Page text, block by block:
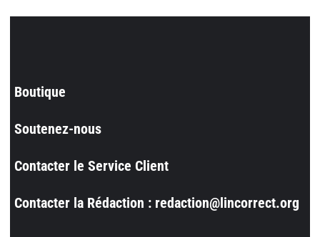
Boutique
Soutenez-nous
Contacter le Service Client
Contacter la Rédaction : redaction@lincorrect.org